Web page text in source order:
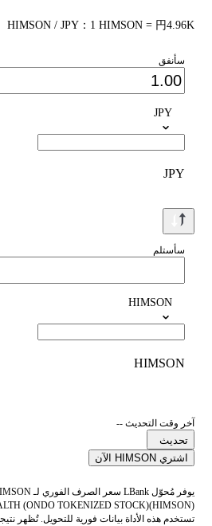
HIMSON / JPY：1 HIMSON = 円4.96K
سأنفق
JPY
JPY
سأستلم
HIMSON
HIMSON
آخر وقت التحديث --
تحديث
اشتري HIMSON الآن
تستخدم هذه الأداة بيانات فورية للتحويل. تُظهر